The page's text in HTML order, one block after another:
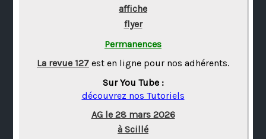
affiche
flyer
Permanences
La revue 127 est en ligne pour nos adhérents.
Sur You Tube :
découvrez nos Tutoriels
AG le 28 mars 2026
à Scillé